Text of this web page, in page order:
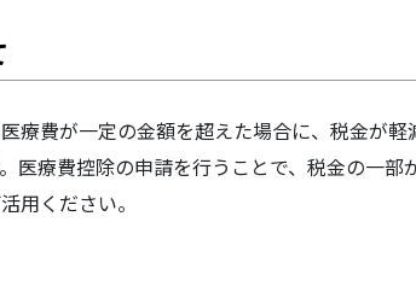
療費が一定の金額を超えた場合に、税金が
医療費控除の申請を行うことで、税金の一部
用ください。